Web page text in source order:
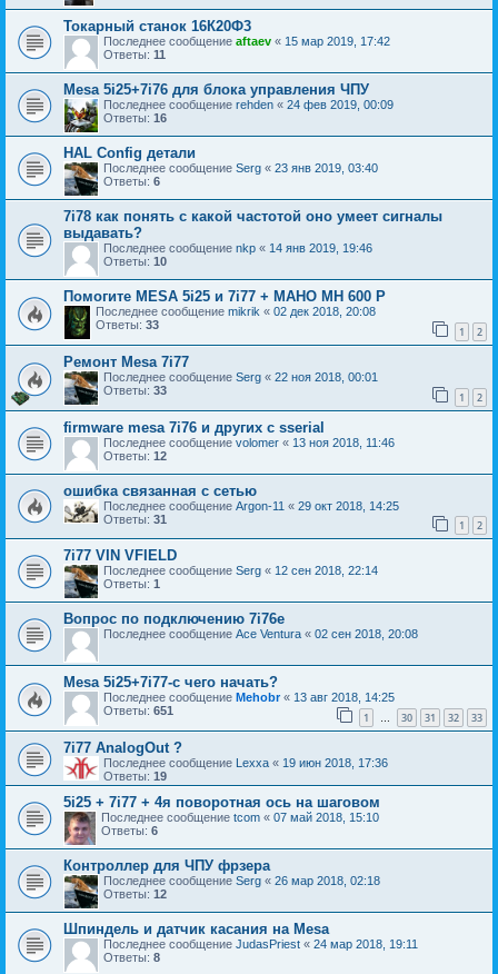
Токарный станок 16К20Ф3
Последнее сообщение aftaev « 15 мар 2019, 17:42
Ответы: 11
Mesa 5i25+7i76 для блока управления ЧПУ
Последнее сообщение rehden « 24 фев 2019, 00:09
Ответы: 16
HAL Config детали
Последнее сообщение Serg « 23 янв 2019, 03:40
Ответы: 6
7i78 как понять с какой частотой оно умеет сигналы
выдавать?
Последнее сообщение nkp « 14 янв 2019, 19:46
Ответы: 10
Помогите MESA 5i25 и 7i77 + MAHO MH 600 P
Последнее сообщение mikrik « 02 дек 2018, 20:08
Ответы: 33 1 2
Ремонт Mesa 7i77
Последнее сообщение Serg « 22 ноя 2018, 00:01
Ответы: 33 1 2
firmware mesa 7i76 и других с sserial
Последнее сообщение volomer « 13 ноя 2018, 11:46
Ответы: 12
ошибка связанная с сетью
Последнее сообщение Argon-11 « 29 окт 2018, 14:25
Ответы: 31 1 2
7i77 VIN VFIELD
Последнее сообщение Serg « 12 сен 2018, 22:14
Ответы: 1
Вопрос по подключению 7i76e
Последнее сообщение Ace Ventura « 02 сен 2018, 20:08
Mesa 5i25+7i77-с чего начать?
Последнее сообщение Mehobr« 13 авг 2018, 14:25
Ответы: 651 1 … 30 31 32 33
7i77 AnalogOut ?
Последнее сообщение Lexxa « 19 июн 2018, 17:36
Ответы: 19
5i25 + 7i77 + 4я поворотная ось на шаговом
Последнее сообщение tcom « 07 май 2018, 15:10
Ответы: 6
Контроллер для ЧПУ фрзера
Последнее сообщение Serg « 26 мар 2018, 02:18
Ответы: 12
Шпиндель и датчик касания на Mesa
Последнее сообщение JudasPriest « 24 мар 2018, 19:11
Ответы: 8